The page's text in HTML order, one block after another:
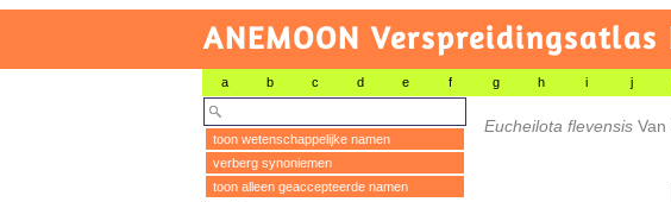
ANEMOON
a b c d e f g h i j
toon wetenschappelijke namen
verberg synoniemen
toon alleen geaccepteerde namen
Eucheilota flevensis Van